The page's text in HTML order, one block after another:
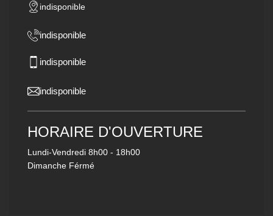
indisponible
indisponible
indisponible
indisponible
HORAIRE D'OUVERTURE
Lundi-Vendredi 8h00 - 18h00
Dimanche Férmé